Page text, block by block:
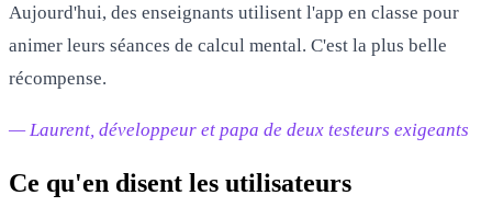
Aujourd'hui, des enseignants utilisent l'app en classe pour
animer leurs séances de calcul mental. C'est la plus belle
récompense.
— Laurent, développeur et papa de deux testeurs exigeants
Ce qu'en disent les utilisateurs